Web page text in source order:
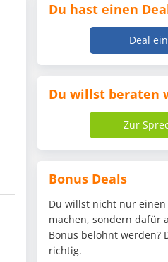
Du hast einen
Deal
Du willst beraten
Zur
Bonus Deals
Du willst nicht nur
machen, sondern dafür
Bonus belohnt werden?
richtig.